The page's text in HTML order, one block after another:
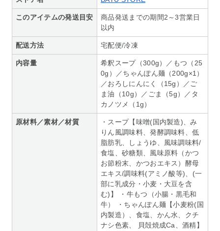
このアイテムの発送目安
商品発送までの期間2～3営業日
以内
配送方法 宅配便/冷凍
内容量
希釈スープ（300g）／もつ（25
0g）／ちゃんぽん麺（200g×1）
／おろしにんにく（15g）／ご
ま油（10g）／ごま（5g）／タ
カノツメ（1g）
原材料／素材／材質
・スープ【味噌(国内製造)、み
りん風調味料、発酵調味料、低
脂肪乳、しょうゆ、風味調味料/
食塩、砂糖類、風味原料（かつ
お節粉末、かつおエキス）酵母
エキス/調味料(アミノ酸等)、(一
部に乳成分・小麦・大豆を含
む)】 ・牛もつ（小腸・黒毛和
牛） ・ちゃんぽん麺【小麦粉(国
内製造）、食塩、かん水、クチ
ナシ色素、 貝殻焼成Ca、酒精】